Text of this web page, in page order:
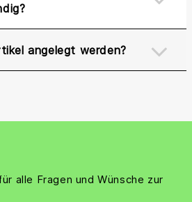
angelegt werden?
alle Fragen und Wünsche zur